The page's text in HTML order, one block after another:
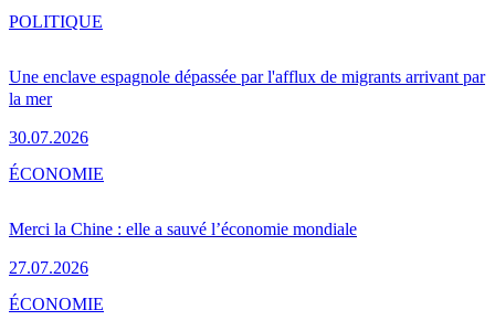
Une enclave espagnole dépassée par l'afflux de migrants arrivant par
la mer
30.07.2026
POLITIQUE
Merci la Chine : elle a sauvé l’économie mondiale
27.07.2026
ÉCONOMIE
ÉCONOMIE